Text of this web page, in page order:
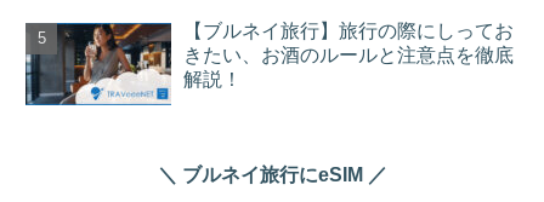
【ブルネイ旅行】旅行の際にしってお
きたい、お酒のルールと注意点を徹底
解説！
＼ ブルネイ旅行にeSIM ／